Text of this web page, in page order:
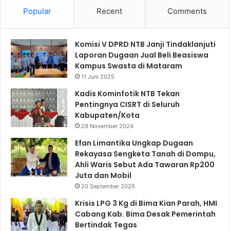
Popular Recent Comments
Komisi V DPRD NTB Janji Tindaklanjuti
Laporan Dugaan Jual Beli Beasiswa
Kampus Swasta di Mataram
11 Juni 2025
Kadis Kominfotik NTB Tekan
Pentingnya CISRT di Seluruh
Kabupaten/Kota
29 November 2024
Efan Limantika Ungkap Dugaan
Rekayasa Sengketa Tanah di Dompu,
Ahli Waris Sebut Ada Tawaran Rp200
Juta dan Mobil
20 September 2025
Krisis LPG 3 Kg di Bima Kian Parah, HMI
Cabang Kab. Bima Desak Pemerintah
Bertindak Tegas